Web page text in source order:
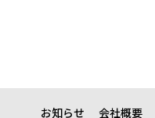
お知らせ 会社概要